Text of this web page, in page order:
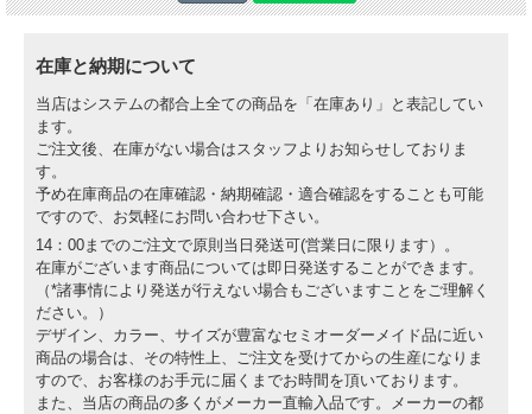
在庫と納期について
当店はシステムの都合上全ての商品を「在庫あり」と表記してい
ます。
ご注文後、在庫がない場合はスタッフよりお知らせしておりま
す。
予め在庫商品の在庫確認・納期確認・適合確認をすることも可能
ですので、お気軽にお問い合わせ下さい。
14：00までのご注文で原則当日発送可(営業日に限ります）。
在庫がございます商品については即日発送することができます。
（*諸事情により発送が行えない場合もございますことをご理解く
ださい。）
デザイン、カラー、サイズが豊富なセミオーダーメイド品に近い
商品の場合は、その特性上、ご注文を受けてからの生産になりま
すので、お客様のお手元に届くまでお時間を頂いております。
また、当店の商品の多くがメーカー直輸入品です。メーカーの都